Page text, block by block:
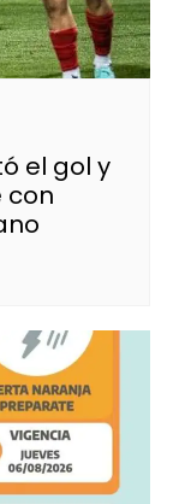
el gol y
con